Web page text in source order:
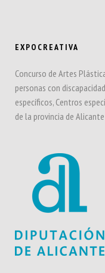
EXPOCREATIVA
Concurso de Artes
personas con
específicos, Centros
de la provincia de